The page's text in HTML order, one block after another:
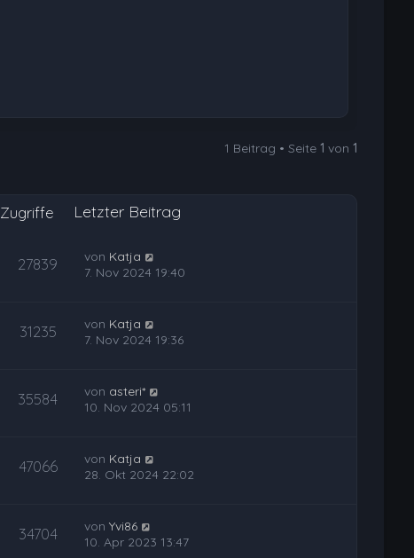
1 Beitrag • Seite1 von1
Zugriffe Letzter Beitrag
27839 von Katja
7. Nov 2024 19:40
31235 von Katja
7. Nov 2024 19:36
35584 von asteri*
10. Nov 2024 05:11
47066 von Katja
28. Okt 2024 22:02
34704 vonYvi86
10. Apr 2023 13:47